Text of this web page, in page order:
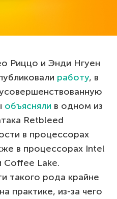
Риццо и Энди Нгуен
работу, в
объясняли в одном из
Retbleed
в процессорах
в процессорах Intel
Coffee Lake.
такого рода крайне
практике, из-за чего